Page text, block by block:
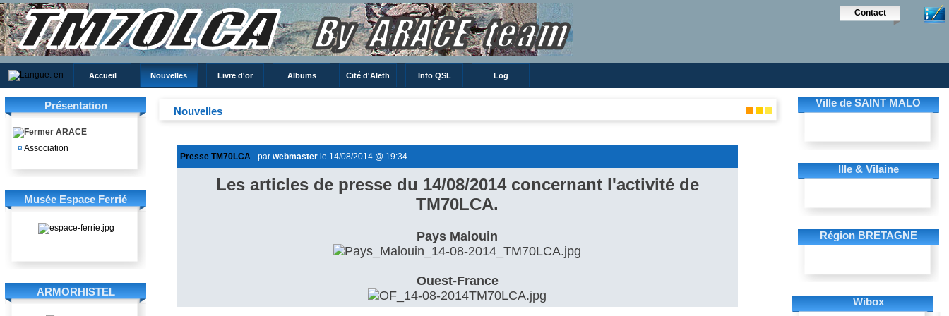
Accueil Nouvelles Livre d'or Albums Cité d'Aleth
Contact
Info QSL Log
Présentation
ARACE
¤ Association
Musée Espace Ferrié
ARMORHISTEL
Nouvelles
Presse TM70LCA - par webmaster le 14/08/2014 @ 19:34
Les articles de presse du 14/08/2014 concernant l'activité de
TM70LCA.
Pays Malouin
Ouest-France
Ville de SAINT MALO
Ille & Vilaine
Région BRETAGNE
Wibox